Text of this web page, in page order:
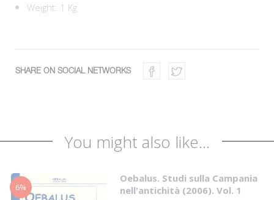
Weight: 1 Kg
SHARE ON SOCIAL NETWORKS
You might also like...
6%
Oebalus. Studi sulla Campania
nell'antichità (2006). Vol. 1